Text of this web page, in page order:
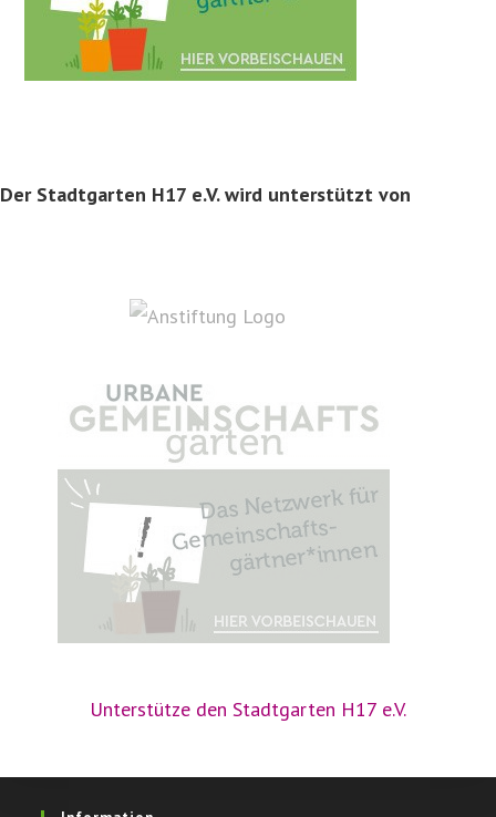
Der Stadtgarten H17 e.V. wird unterstützt von
Unterstütze den Stadtgarten H17 e.V.